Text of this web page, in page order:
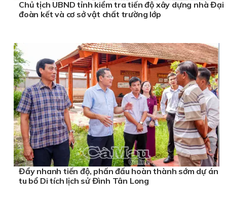
Chủ tịch UBND tỉnh kiểm tra tiến độ xây dựng nhà Đại
đoàn kết và cơ sở vật chất trường lớp
Đẩy nhanh tiến độ, phấn đấu hoàn thành sớm dự án
tu bổ Di tích lịch sử Đình Tân Long